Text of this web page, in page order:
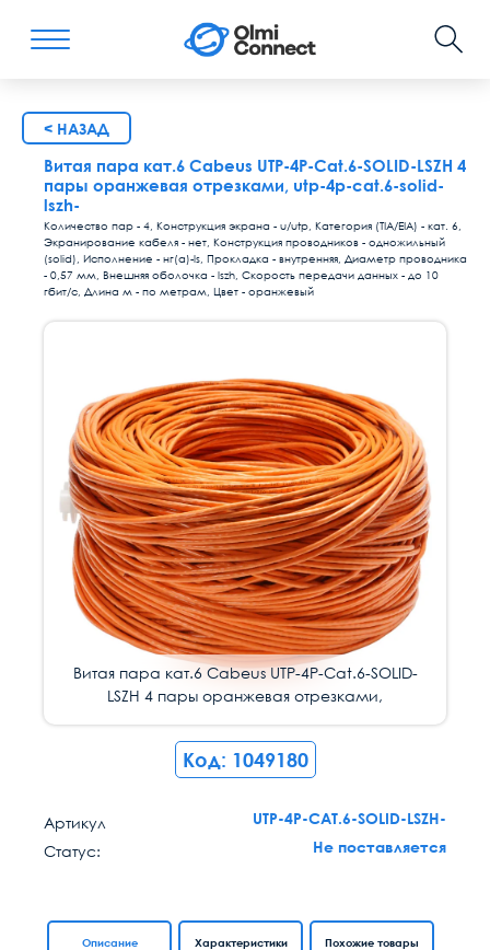
< НАЗАД
Витая пара кат.6 Cabeus UTP-4P-Cat.6-SOLID-LSZH 4
пары оранжевая отрезками, utp-4p-cat.6-solid-
lszh-
Количество пар - 4, Конструкция экрана - u/utp, Категория (TIA/EIA) - кат. 6,
Экранирование кабеля - нет, Конструкция проводников - одножильный
(solid), Исполнение - нг(а)-ls, Прокладка - внутренняя, Диаметр проводника
- 0,57 мм, Внешняя оболочка - lszh, Скорость передачи данных - до 10
гбит/с, Длина м - по метрам, Цвет - оранжевый
Витая пара кат.6 Cabeus UTP-4P-Cat.6-SOLID-
LSZH 4 пары оранжевая отрезками,
Код: 1049180
Артикул
UTP-4P-CAT.6-SOLID-LSZH-
Статус:
Не поставляется
Описание Характеристики Похожие товары